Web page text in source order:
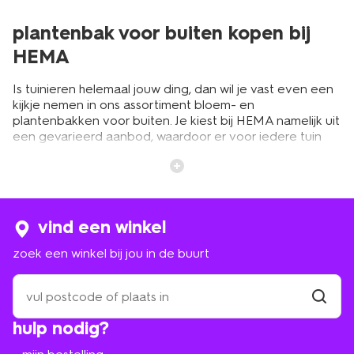
plantenbak voor buiten kopen bij
HEMA
Is tuinieren helemaal jouw ding, dan wil je vast even een
kijkje nemen in ons assortiment bloem- en
plantenbakken voor buiten. Je kiest bij HEMA namelijk uit
een gevarieerd aanbod, waardoor er voor iedere tuin
natuurlijk ook bij ons terecht voor de leukste
handomdraai iedere buitenruimte om tot een gezellige
plantenpotten en bloembakken
voor iedere buitenruimte
Of je nu houdt van een strakke of gezellige tuin, een
mooie buitenplantenbak past altijd. Zeker als jouw tuin
hulp nodig?
vind een winkel
zoek een winkel bij jou in de buurt
zoek
een
winkel
bij